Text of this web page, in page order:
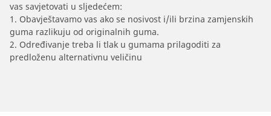
vas savjetovati u sljedećem:
1. Obavještavamo vas ako se nosivost i/ili brzina zamjenskih
guma razlikuju od originalnih guma.
2. Određivanje treba li tlak u gumama prilagoditi za
predloženu alternativnu veličinu